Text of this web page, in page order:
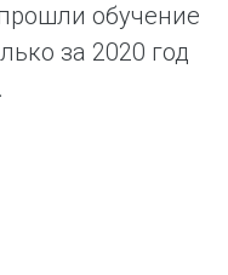
обучение
за 2020 год